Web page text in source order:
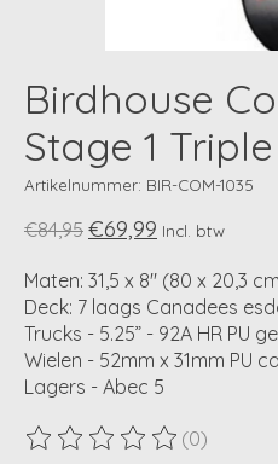
Birdhouse
Stage 1
Artikelnummer: BIR-COM-1035
€84,95 €69,99 Incl. btw
Maten: 31,5 x 8" (80 x 20,3
Deck: 7 laags Canadees
Trucks - 5.25” - 92A HR PU
Wielen - 52mm x 31mm PU
Lagers - Abec 5
De beoordeling van dit
(0)